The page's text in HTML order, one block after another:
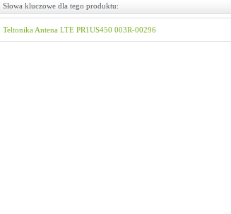
Słowa kluczowe dla tego produktu:
Teltonika Antena LTE PR1US450 003R-00296